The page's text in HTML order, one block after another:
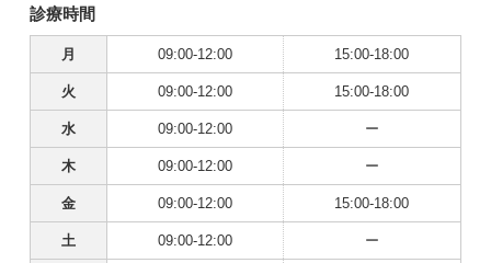
診療時間
月 09:00-12:00 15:00-18:00
火 09:00-12:00 15:00-18:00
水 09:00-12:00 ー
木 09:00-12:00 ー
金 09:00-12:00 15:00-18:00
土 09:00-12:00 ー